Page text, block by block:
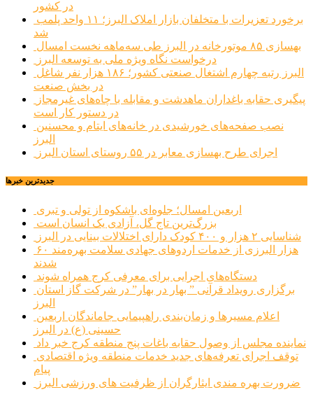
در کشور
شد
بهسازی ۸۵ موتورخانه در البرز طی سه‌ماهه نخست امسال
درخواست نگاه ویژه ملی به توسعه البرز
در بخش صنعت
در دستور کار است
البرز
اجرای طرح بهسازی معابر در ۵۵ روستای استان البرز
جديدترين خبرها
اربعین امسال؛ جلوه‌ای باشکوه از تولی و تبری
بزرگ‌ترین تاج گل، آزادی یک انسان است
شناسایی ۲ هزار و ۴۰۰ کودک دارای اختلالات بینایی در البرز
۶۰ هزار البرزی از خدمات اردوهای جهادی سلامت بهره‌مند
شدند
دستگاه‌های اجرایی برای معرفی کرج همراه شوند
البرز
حسینی (ع) در البرز
نماینده مجلس از وصول حقابه باغات پنج منطقه کرج خبر داد
پیام
ضرورت بهره مندی ایثارگران از ظرفیت های ورزشی البرز